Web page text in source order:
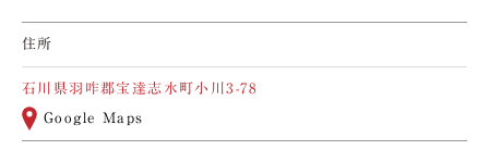
住所
石川県羽咋郡宝達志水町小川3-78
Google Maps